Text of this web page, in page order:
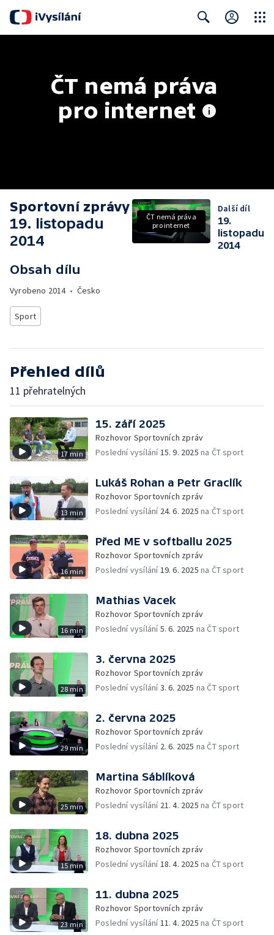
ČT nemá práva
pro internet
Sportovní zprávy
19. listopadu
2014
Obsah dílu
Vyrobeno 2014• Česko
Sport
ČT nemá práva
pro internet
Další díl
19.
listopadu
2014
Přehled dílů
11 přehratelných
17 min
15. září 2025
Rozhovor Sportovních zpráv
Poslední vysílání15. 9. 2025 na ČT sport
13 min
Lukáš Rohan a Petr Graclík
Rozhovor Sportovních zpráv
Poslední vysílání 24. 6. 2025 na ČT sport
16 min
Před ME v softballu 2025
Rozhovor Sportovních zpráv
Poslední vysílání19. 6. 2025 na ČT sport
16 min
Mathias Vacek
Rozhovor Sportovních zpráv
Poslední vysílání5. 6. 2025 na ČT sport
28 min
3. června 2025
Rozhovor Sportovních zpráv
Poslední vysílání3. 6. 2025 na ČT sport
29 min
2. června 2025
Rozhovor Sportovních zpráv
Poslední vysílání 2. 6. 2025 na ČT sport
25 min
Martina Sáblíková
Rozhovor Sportovních zpráv
Poslední vysílání 21. 4. 2025 na ČT sport
15 min
18. dubna 2025
Rozhovor Sportovních zpráv
Poslední vysílání18. 4. 2025 na ČT sport
23 min
11. dubna 2025
Rozhovor Sportovních zpráv
Poslední vysílání11. 4. 2025 na ČT sport